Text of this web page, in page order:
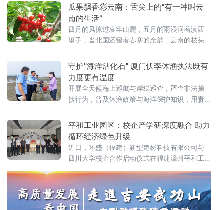
游客捡拾中国鲎事件，执法人员现场开展保护
科普，将这一珍稀“海洋活化石”安全放归，以实
际行动守护海洋生物多样性。
瓜果飘香彩云南：舌尖上的“有一种叫云
南的生活”
四月的风掠过哀牢山麓，五月的雨浸润着滇西
坝子，当北国还留着春寒的余韵，云南的枝头
枇杷，从富民的杨梅到盈江的荔枝，四五月份
的云岭大地，是一场水果与味蕾的狂欢——这
不仅是自然的馈赠，更是“有一种叫云南的生
活”最鲜活的注脚。
守护"海洋活化石" 厦门伏季休渔执法既有
力度更有温度
开展全天候海上巡航与岸线巡查，严查非法捕
捞行为，普及休渔政策与海洋保护知识，用责
强日常辖区陆海域巡查的同时，重点聚焦滩涂
等关键区域，采取“海上 + 岸上”联
平和工业园区：校企产学研深度融合 助力
循环经济绿色升级
近日，环盛（福建）新型建材科技有限公司与
四川大学校企合作启动仪式在福建漳州平和工
型建材领域产学研深度合作新模式，以科技创
新赋能产业升级，为园区循环经济高质量发展
注入全新动能。